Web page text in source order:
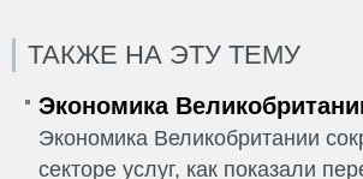
ТАКЖЕ НА ЭТУ ТЕМУ
Экономика
Экономика Великобритании
секторе услуг, как показали